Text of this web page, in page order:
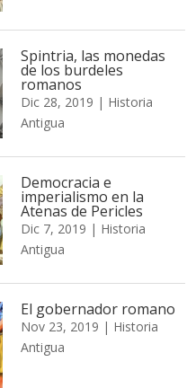
Spintria, las monedas
de los burdeles
romanos
Dic 28, 2019 | Historia
Antigua
Democracia e
imperialismo en la
Atenas de Pericles
Dic 7, 2019 | Historia
Antigua
El gobernador romano
Nov 23, 2019 | Historia
Antigua